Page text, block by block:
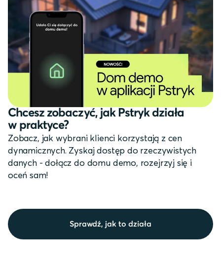
Chcesz zobaczyć, jak Pstryk działa
w praktyce?
Zobacz, jak wybrani klienci korzystają z cen
dynamicznych. Zyskaj dostęp do rzeczywistych
danych - dołącz do domu demo, rozejrzyj się i
oceń sam!
Sprawdź, jak to działa